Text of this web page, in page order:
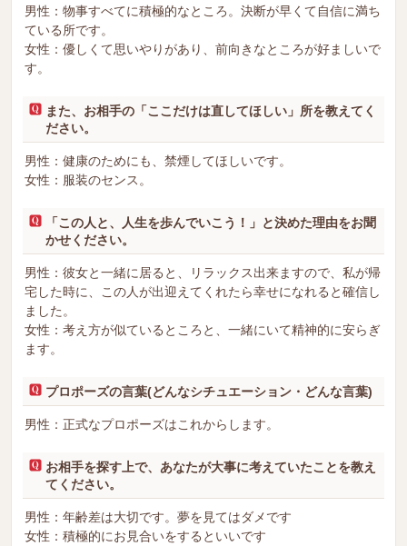
男性：物事すべてに積極的なところ。決断が早くて自信に満ち
ている所です。
女性：優しくて思いやりがあり、前向きなところが好ましいで
す。
また、お相手の「ここだけは直してほしい」所を教えてく
ださい。
男性：健康のためにも、禁煙してほしいです。
女性：服装のセンス。
「この人と、人生を歩んでいこう！」と決めた理由をお聞
かせください。
男性：彼女と一緒に居ると、リラックス出来ますので、私が帰
宅した時に、この人が出迎えてくれたら幸せになれると確信し
ました。
女性：考え方が似ているところと、一緒にいて精神的に安らぎ
ます。
プロポーズの言葉(どんなシチュエーション・どんな言葉)
男性：正式なプロポーズはこれからします。
お相手を探す上で、あなたが大事に考えていたことを教え
てください。
男性：年齢差は大切です。夢を見てはダメです
女性：積極的にお見合いをするといいです